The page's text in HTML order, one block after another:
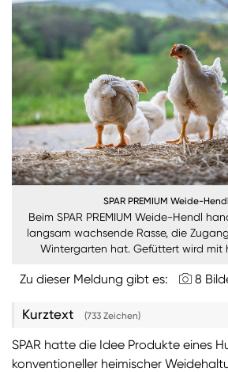
ANMELDEN
Sie wollen unsere aktuellen
automatisch per E-Mail erhalten?
einfach Ihre Daten in unseren
(Bitte beachten Sie, dass der
ausschließlich für Medienkontakte
Privatpersonen gedacht ist):
Zum Presseverteiler
Sie wollen Informationen über
Produktneuheiten, attraktive
Newsletteran:
Zum SPAR Newsletter
SPAR PREMIUM Weide-
Beim SPAR PREMIUM Weide-Hendl
langsam wachsende Rasse, die
Wintergarten hat. Gefüttert wird mit
Zu dieser Meldung gibt es: 8
Kurztext (733 Zeichen)
SPAR hatte die Idee Produkte eines
konventioneller heimischer